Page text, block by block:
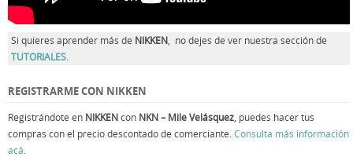
Si quieres aprender más de NIKKEN , no dejes de ver nuestra sección de
TUTORIALES
REGISTRARME CON NIKKEN
Registrándote en NIKKENcon NKN – Mile Velásquez , puedes hacer tus
compras con el precio descontado de comerciante. Consulta más información
acá